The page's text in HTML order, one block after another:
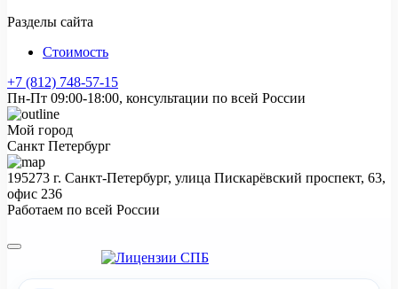
Разделы сайта
Стоимость
+7 (812) 748-57-15
Пн-Пт 09:00-18:00, консультации по всей России
Мой город
Санкт Петербург
195273 г. Санкт-Петербург, улица Пискарёвский проспект, 63,
офис 236
Работаем по всей России